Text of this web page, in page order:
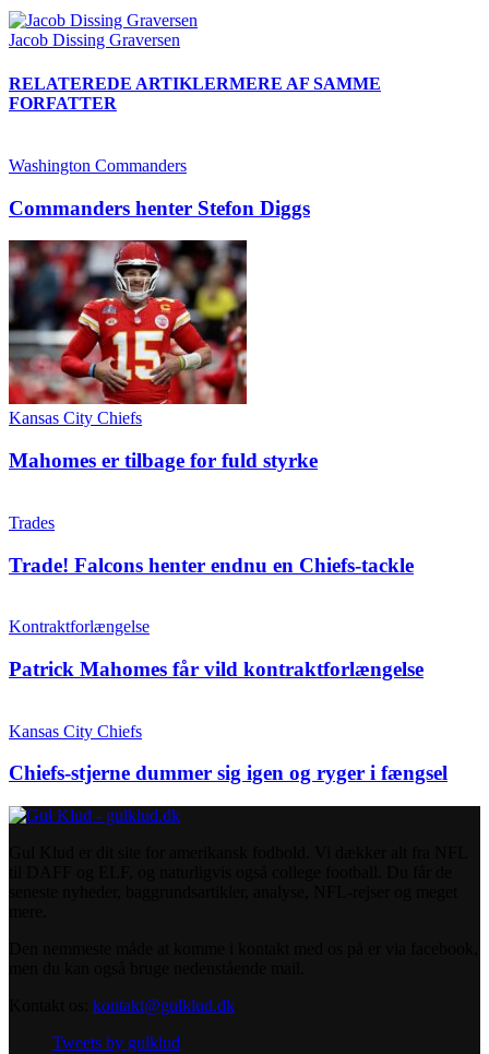
Jacob Dissing Graversen
RELATEREDE ARTIKLERMERE AF SAMME
FORFATTER
Washington Commanders
Commanders henter Stefon Diggs
Kansas City Chiefs
Mahomes er tilbage for fuld styrke
Trades
Trade! Falcons henter endnu en Chiefs-tackle
Kontraktforlængelse
Patrick Mahomes får vild kontraktforlængelse
Kansas City Chiefs
Chiefs-stjerne dummer sig igen og ryger i fængsel
kontakt@gulklud.dk
Tweets by gulklud